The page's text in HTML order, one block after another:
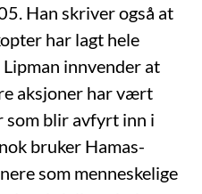
Han skriver også at
har lagt hele
Lipman innvender at
aksjoner har vært
blir avfyrt inn i
bruker Hamas-
som menneskelige